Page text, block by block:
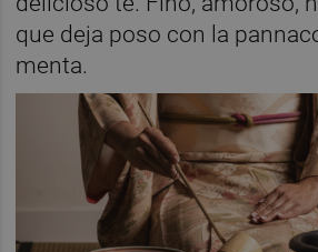
que deja poso con la
menta.